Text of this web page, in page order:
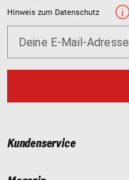
Hinweis zum Datenschutz
Deine E-Mail-Adresse
Kundenservice